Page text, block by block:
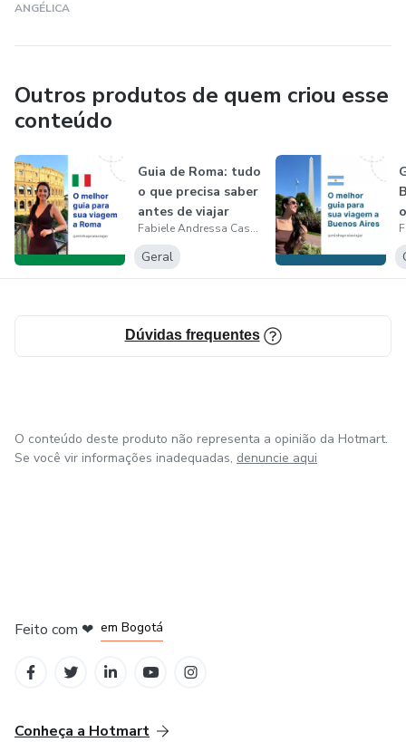
ANGÉLICA
Outros produtos de quem criou esse
conteúdo
Guia de Roma: tudo
o que precisa saber
antes de viajar
para...
Fabiele Andressa Cassol
Geral
Dúvidas frequentes
O conteúdo deste produto não representa a opinião da Hotmart.
Se você vir informações inadequadas, denuncie aqui
Feito com ❤ em Bogotá
Conheça a Hotmart